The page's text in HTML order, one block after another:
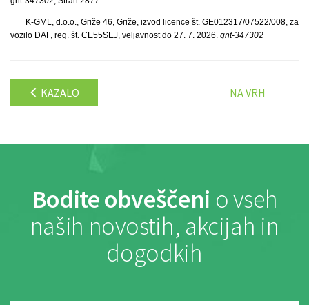
K-GML, d.o.o., Griže 46, Griže, izvod licence št. GE012317/07522/008, za
vozilo DAF, reg. št. CE55SEJ, veljavnost do 27. 7. 2026. gnt-347302
KAZALO NA VRH
Bodite obveščeni o vseh
naših novostih, akcijah in
dogodkih